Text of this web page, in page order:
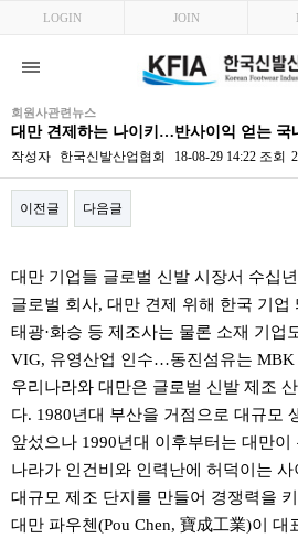
LOGIN JOIN
회원사관련뉴스
대만 견제하는 나이키…반사이익 얻는 국
작성자 한국신발산업협회 18-08-29 14:22 조회
이전글 다음글
대만 기업들 글로벌 신발 시장서 수십년
글로벌 회사, 대만 견제 위해 한국 기업
태광·화승 등 제조사는 물론 소재 기업
VIG, 유영산업 인수…동진섬유는 MBK
우리나라와 대만은 글로벌 신발 제조
다. 1980년대 부산을 거점으로 대규모
앞섰으나 1990년대 이후부터는 대만이
나라가 인건비와 인력난에 허덕이는 사
대규모 제조 단지를 만들어 경쟁력을
대만 파우첸(Pou Chen, 寶成工業)이 대